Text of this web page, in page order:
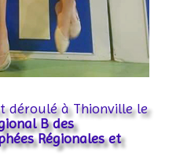
déroulé à Thionville le
B des
Régionales et